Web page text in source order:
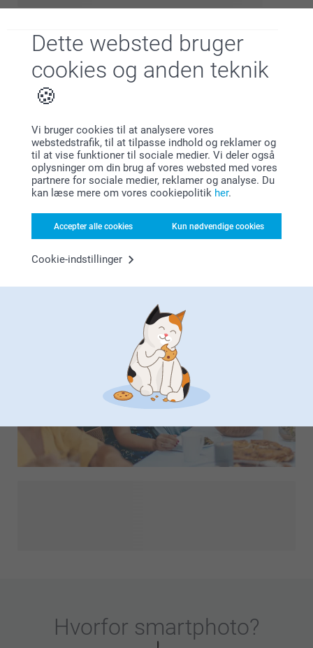
Dette websted bruger
cookies og anden teknik
Vi bruger cookies til at analysere vores
webstedstrafik, til at tilpasse indhold og reklamer og
til at vise funktioner til sociale medier. Vi deler også
oplysninger om din brug af vores websted med vores
partnere for sociale medier, reklamer og analyse. Du
kan læse mere om vores cookiepolitik her.
Accepter alle cookies Kun nødvendige cookies
Cookie-indstillinger
Gør dine fejringer uforglemmelige med personlige
konfettien har lagt sig. Er du klar til at imponere dine
gæster? Vores let-designet festgaver forvandler simple
gaver til betydningsfulde minder. Uanset om det er til
disse skræddersyede skatte den perfekte afslutning.
Design jeres unikke festgaver på få minutter, og giv jeres
gæster noget, de rent faktisk gerne vil tage med hjem!
begivenhed eller bare vil give glæde til en almindelig dag,
kan du udforske vores festartikler og skabe minder, som
Hvorfor smartphoto?